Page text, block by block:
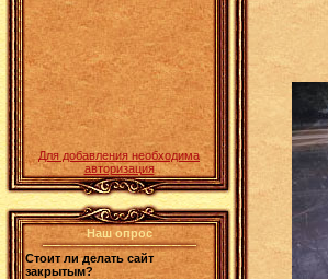
Для добавления необходима
авторизация
Наш опрос
Стоит ли делать сайт
закрытым?